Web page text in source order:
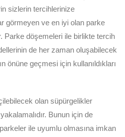
sizlerin tercihlerinize
görmeyen ve en iyi olan parke
Parke döşemeleri ile birlikte tercih
de her zaman oluşabilecek
önüne geçmesi için kullanıldıkları
olan süpürgelikler
Bunun için de
ile uyumlu olmasına imkan